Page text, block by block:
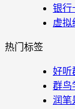
银行
虚拟
热门标签
好听
群鸟
润笔